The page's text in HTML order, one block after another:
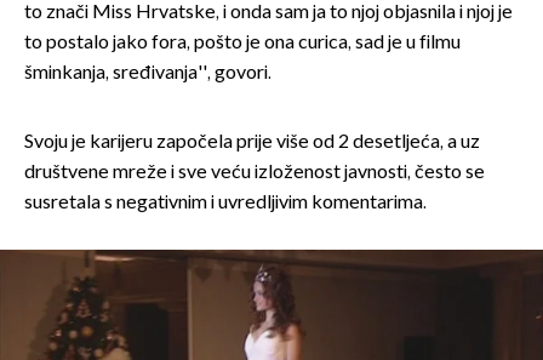
to znači Miss Hrvatske, i onda sam ja to njoj objasnila i njoj je
to postalo jako fora, pošto je ona curica, sad je u filmu
šminkanja, sređivanja'', govori.
Svoju je karijeru započela prije više od 2 desetljeća, a uz
društvene mreže i sve veću izloženost javnosti, često se
susretala s negativnim i uvredljivim komentarima.